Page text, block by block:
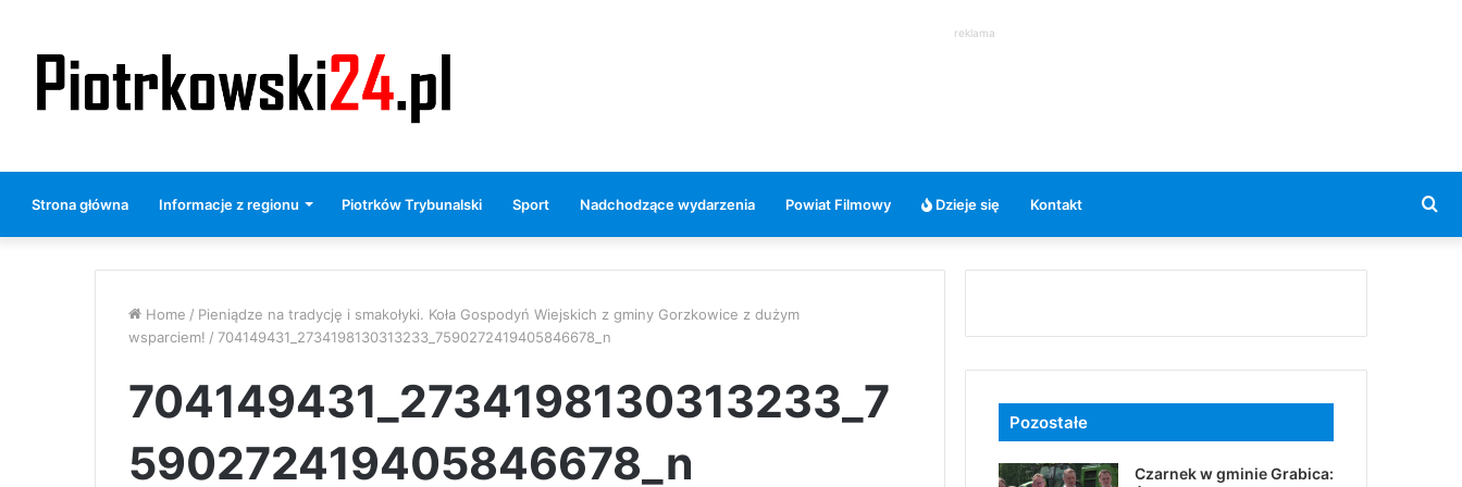
reklama
Strona główna Informacje z regionu Piotrków Trybunalski Sport Nadchodzące wydarzenia Powiat Filmowy Dzieje się Kontakt
Home / Pieniądze na tradycję i smakołyki. Koła Gospodyń Wiejskich z gminy Gorzkowice z dużym
wsparciem! / 704149431_2734198130313233_7590272419405846678_n
704149431_2734198130313233_7
590272419405846678_n
Pozostałe
Czarnek w gminie Grabica: